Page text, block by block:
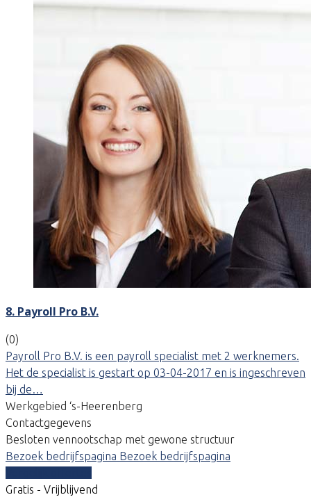
8. Payroll Pro B.V.
(0)
Payroll Pro B.V. is een payroll specialist met 2 werknemers.
Het de specialist is gestart op 03-04-2017 en is ingeschreven
bij de…
Werkgebied ‘s-Heerenberg
Contactgegevens
Besloten vennootschap met gewone structuur
Bezoek bedrijfspagina Bezoek bedrijfspagina
Gratis - Vrijblijvend